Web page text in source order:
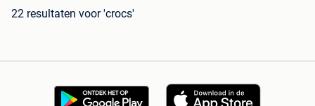
22 resultaten voor 'crocs'